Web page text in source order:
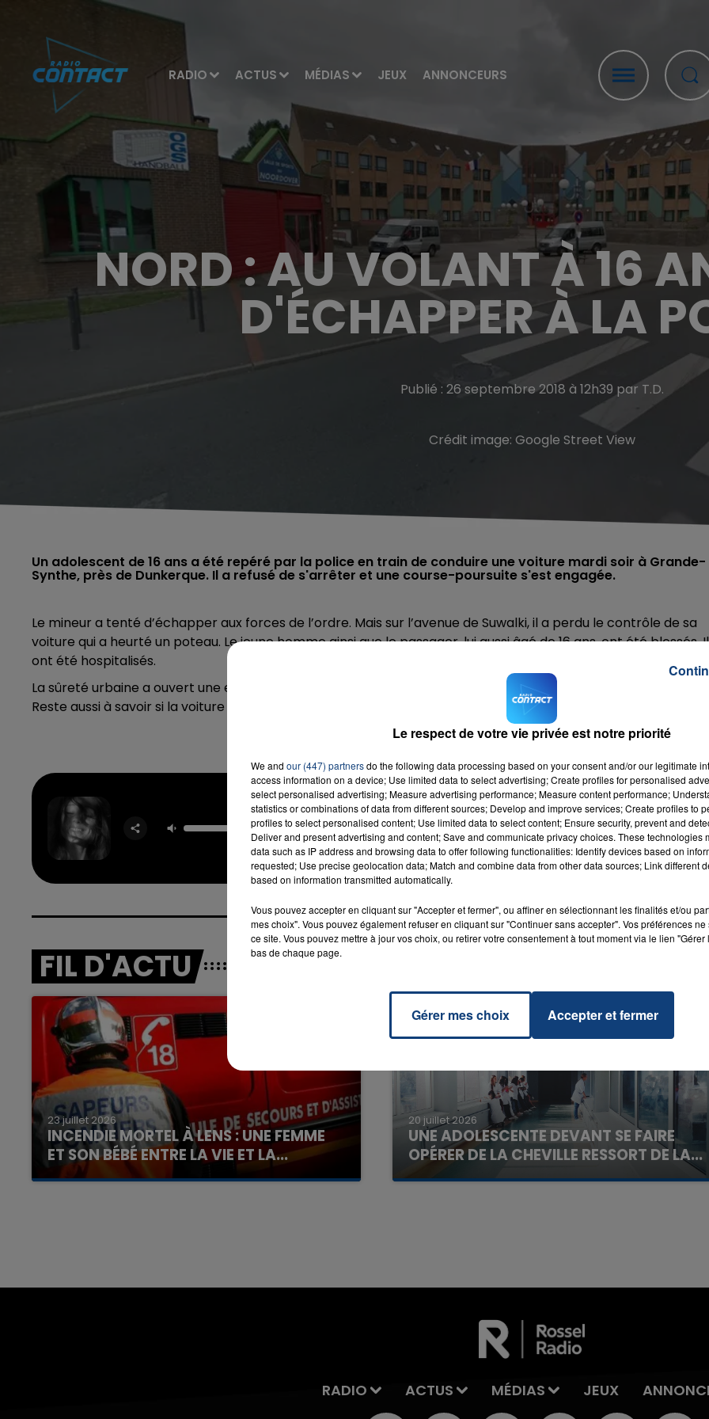
RADIO ACTUS MÉDIAS JEUX ANNONCEURS
LA TEAM DU WEEK-END
16h00 - 20h00
LA TEAM DU WEEK-END
NORD : AU VOLANT À 16
D'ÉCHAPPER À LA
Publié : 26 septembre 2018 à 12h39 par T.D.
Crédit image: Google Street View
Un adolescent de 16 ans a été repéré par la police en train de conduire une voiture mardi soir à Grande-
Synthe, près de Dunkerque. Il a refusé de s'arrêter et une course-poursuite s'est engagée.
Le mineur a tenté d’échapper aux forces de l’ordre. Mais sur l’avenue de Suwalki, il a perdu le contrôle de sa
voiture qui a heurté un poteau. Le jeune homme ainsi que le passager, lui aussi âgé de 16 ans, ont été blessés.
ont été hospitalisés.
La sûreté urbaine a ouvert une enquête pour refus d’obtempérer, conduite sans permis et défaut de maîtrise.
Reste aussi à savoir si la voiture avait été volée.
Hate That I
Made You Love
Me
ARIANA
GRANDE
RADIO CONTACT
FIL D'ACTU
23 juillet 2026
INCENDIE MORTEL À LENS : UNE FEMME
ET SON BÉBÉ ENTRE LA VIE ET LA...
Un homme s'est immolé par le feu après avoir
20 juillet 2026
UNE ADOLESCENTE DEVANT SE FAIRE
OPÉRER DE LA CHEVILLE RESSORT DE LA...
La famille a porté plainte contre la clinique qui a
RADIO ACTUS MÉDIAS JEUX
Le respect de votre vie privée est notre priorité
We and our (447) partnersdo the following data processing based on your consent and/or our legitimate
access information on a device; Use limited data to select advertising; Create profiles for personalised
select personalised advertising; Measure advertising performance; Measure content performance;
statistics or combinations of data from different sources; Develop and improve services; Create profiles to
profiles to select personalised content; Use limited data to select content; Ensure security, prevent and
Deliver and present advertising and content; Save and communicate privacy choices. These technologies
data such as IP address and browsing data to offer following functionalities: Identify devices based on
requested; Use precise geolocation data; Match and combine data from other data sources; Link different
based on information transmitted automatically.
Vous pouvez accepter en cliquant sur "Accepter et fermer", ou affiner en sélectionnant les finalités et/ou
mes choix". Vous pouvez également refuser en cliquant sur "Continuer sans accepter". Vos préférences
ce site. Vous pouvez mettre à jour vos choix, ou retirer votre consentement à tout moment via le lien
bas de chaque page.
Gérer mes choix Accepter et fermer